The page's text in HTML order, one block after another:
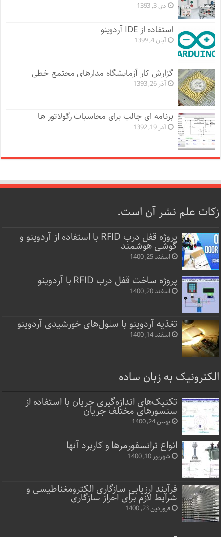
دی 3, 1393
استفاده از IDE آردوینو
آبان 4, 1399
گزارش کار آزمایشگاه مدارهای مجتمع خطی
آذر 26, 1393
برنامه ای جالب برای محاسبات رگولاتور ها
آذر 19, 1392
زکات علم نشر آن است.
پروژه قفل‌ درب RFID با استفاده از آردوینو و
گوشی هوشمند
اسفند 25, 1400
پروژه ساخت قفل‌ درب RFID با آردوینو
اسفند 20, 1400
تغذیه آردوینو با سلول‌های خورشیدی آردوینو
اسفند 14, 1400
الکترونیک به زبان ساده
تکنیک‌های اندازه‌گیری جریان با استفاده از
سنسورهای مختلف جریان
بهمن 24, 1400
انواع ترانسفورمرها و کاربرد آنها
شهریور 10, 1400
فرآیند ارزیابی سازگاری الکترومغناطیسی و
شرایط لازم برای احراز سازگاری
فروردین 23, 1400